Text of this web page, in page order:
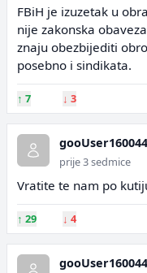
FBiH je izuzetak u
nije zakonska
znaju obezbijediti
posebno i sindikata.
↑ 7 ↓ 3
prije 3 sedmice
Vratite te nam po
↑ 29 ↓ 4